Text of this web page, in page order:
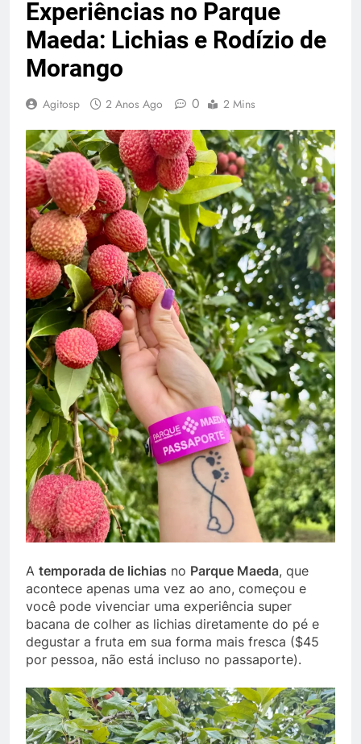
Experiências no Parque
Maeda: Lichias e Rodízio de
Morango
Agitosp 2 Anos Ago 0 2 Mins
A temporada de lichias no Parque Maeda, que
acontece apenas uma vez ao ano, começou e
você pode vivenciar uma experiência super
bacana de colher as lichias diretamente do pé e
degustar a fruta em sua forma mais fresca ($45
por pessoa, não está incluso no passaporte).